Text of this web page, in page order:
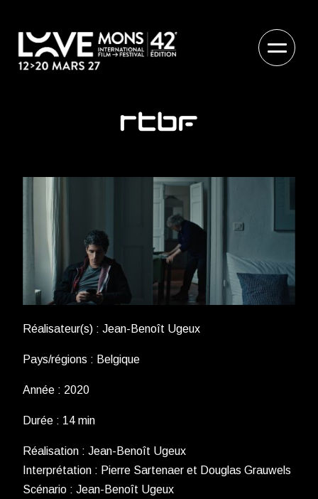
Réalisateur(s) : Jean-Benoît Ugeux
Pays/régions : Belgique
Année : 2020
Durée : 14 min
Réalisation : Jean-Benoît Ugeux
Interprétation : Pierre Sartenaer et Douglas Grauwels
Scénario : Jean-Benoît Ugeux